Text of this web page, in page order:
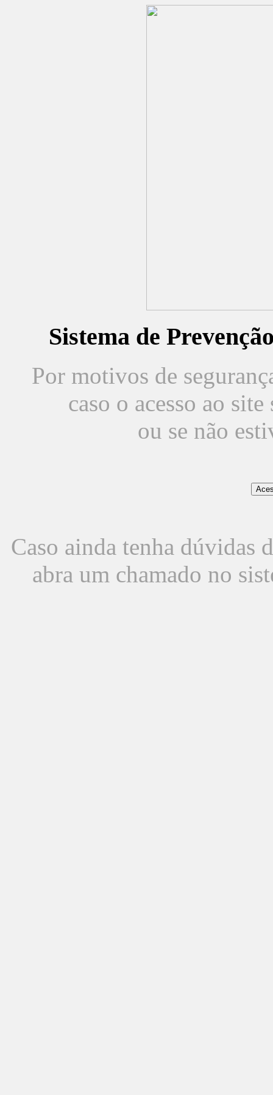
Sistema de
Por motivos de
caso o acesso ao
ou se não
Caso ainda tenha dúvidas
abra um chamado no